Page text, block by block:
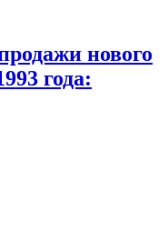
нового
года: